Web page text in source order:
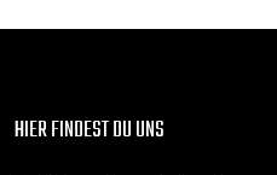
HIER FINDEST DU UNS